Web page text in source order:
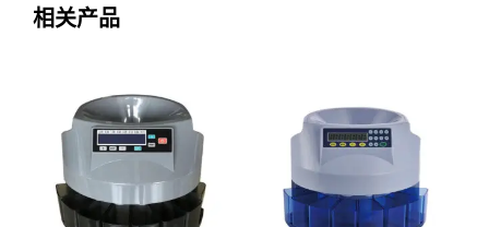
相关产品